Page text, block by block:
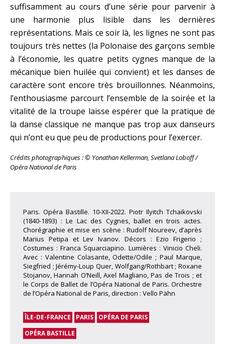
suffisamment au cours d’une série pour parvenir à
une harmonie plus lisible dans les dernières
représentations. Mais ce soir là, les lignes ne sont pas
toujours très nettes (la Polonaise des garçons semble
à l’économie, les quatre petits cygnes manque de la
mécanique bien huilée qui convient) et les danses de
caractère sont encore très brouillonnes. Néanmoins,
l’enthousiasme parcourt l’ensemble de la soirée et la
vitalité de la troupe laisse espérer que la pratique de
la danse classique ne manque pas trop aux danseurs
qui n’ont eu que peu de productions pour l’exercer.
Crédits photographiques : © Yonathan Kellerman, Svetlana Loboff /
Opéra National de Paris
Paris. Opéra Bastille. 10-XII-2022. Piotr Ilyitch Tchaikovski
(1840-1893) : Le Lac des Cygnes, ballet en trois actes.
Chorégraphie et mise en scène : Rudolf Noureev, d’après
Marius Petipa et Lev Ivanov. Décors : Ezio Frigerio ;
Costumes : Franca Squarciapino. Lumières : Vinicio Cheli.
Avec : Valentine Colasante, Odette/Odile ; Paul Marque,
Siegfried ; Jérémy-Loup Quer, Wolfgang/Rothbart ; Roxane
Stojanov, Hannah O’Neill, Axel Magliano, Pas de Trois ; et
le Corps de Ballet de l’Opéra National de Paris. Orchestre
de l’Opéra National de Paris, direction : Vello Pähn
ÎLE-DE-FRANCE PARIS
OPÉRA DE PARIS
OPÉRA BASTILLE